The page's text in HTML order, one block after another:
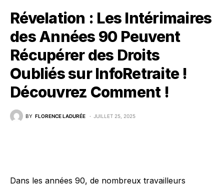
Révelation : Les Intérimaires
des Années 90 Peuvent
Récupérer des Droits
Oubliés sur InfoRetraite !
Découvrez Comment !
BY FLORENCE LADURÉE JUILLET 25, 2025
Dans les années 90, de nombreux travailleurs